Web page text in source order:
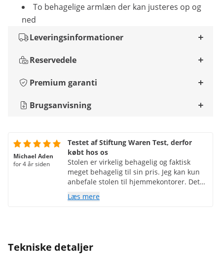
To behagelige armlæn der kan justeres op og
ned
Leveringsinformationer
Reservedele
Premium garanti
Brugsanvisning
Michael Aden
for 4 år siden
Testet af Stiftung Waren Test, derfor
købt hos os
Stolen er virkelig behagelig og faktisk
meget behagelig til sin pris. Jeg kan kun
anbefale stolen til hjemmekontorer. Det
gamere. Vi har kæledyr, to hunde. Håret
nogen måde. Med mine 136 kg giver
Læs mere
Tekniske detaljer